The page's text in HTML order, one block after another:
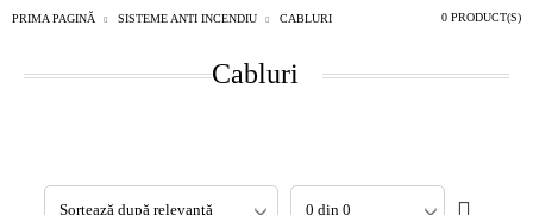
PRIMA PAGINĂ SISTEME ANTI INCENDIU CABLURI 0 PRODUCT(S)
Cabluri